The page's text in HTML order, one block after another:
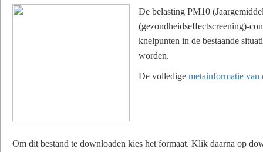
De belasting PM10
(gezondheidseffectscreening)-
knelpunten in de bestaande
worden.
De volledige metainformatie van
Om dit bestand te downloaden kies het formaat. Klik daarna op